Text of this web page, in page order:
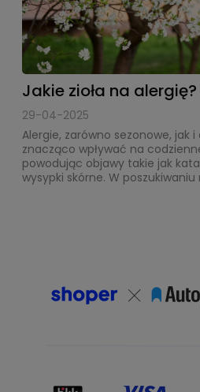
Jakie zioła na alergię?
29-04-2025
Alergie, zarówno sezonowe, jak
znacząco wpływać na
powodując objawy takie jak
wysypki skórne. W